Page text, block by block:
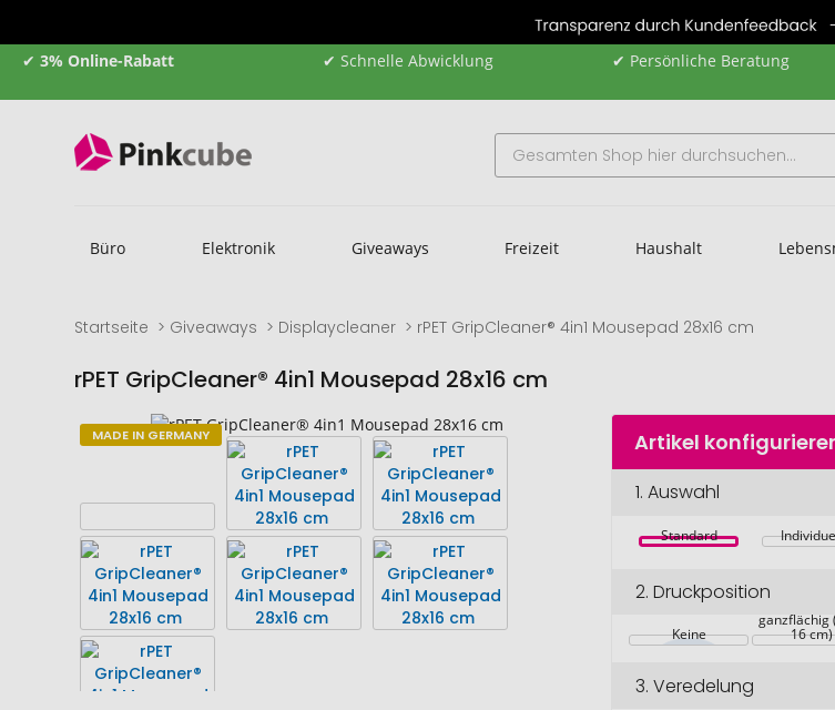
✔ 3% Online-Rabatt ✔ Schnelle Abwicklung ✔ Persönliche Beratung
Büro Elektronik Giveaways Freizeit Haushalt
Startseite Giveaways Displaycleaner rPET GripCleaner® 4in1 Mousepad 28x16 cm
rPET GripCleaner® 4in1 Mousepad 28x16 cm
Zum
Ende
Zum
Anfang
MADE IN GERMANY Artikel
1.Auswahl
Standard
2.Druckposition
Keine
ganzflächig
16 cm)
3.Veredelung